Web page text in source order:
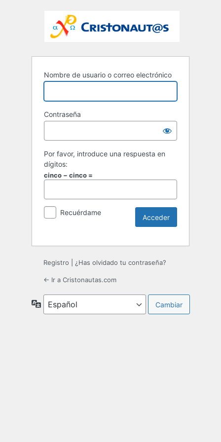
Nombre de usuario o correo electrónico
Contraseña
Por favor, introduce una respuesta en
dígitos:
cinco − cinco =
Recuérdame
Registro ¿Has olvidado tu contraseña?
← Ir a Cristonautas.com
Idioma